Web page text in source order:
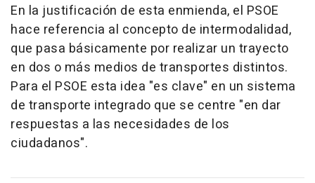
En la justificación de esta enmienda, el PSOE
hace referencia al concepto de intermodalidad,
que pasa básicamente por realizar un trayecto
en dos o más medios de transportes distintos.
Para el PSOE esta idea "es clave" en un sistema
de transporte integrado que se centre "en dar
respuestas a las necesidades de los
ciudadanos".